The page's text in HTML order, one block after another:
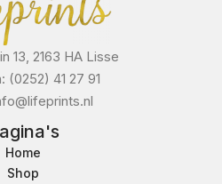
13, 2163 HA Lisse
(0252) 41 27 91
Home
Shop